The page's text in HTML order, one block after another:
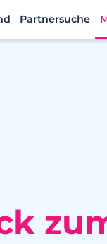
Partnersuche